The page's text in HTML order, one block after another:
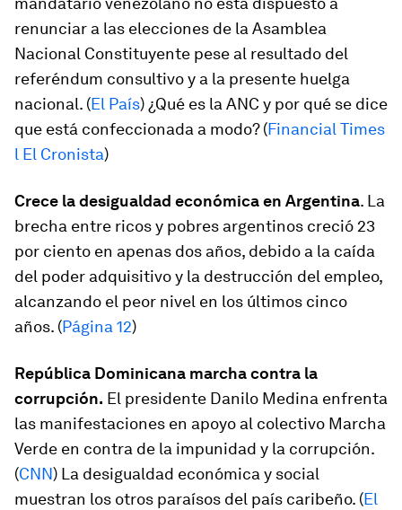
renunciar a las elecciones de la Asamblea
Nacional Constituyente pese al resultado del
referéndum consultivo y a la presente huelga
nacional. (El País) ¿Qué es la ANC y por qué se dice
que está confeccionada a modo? (Financial Times
l El Cronista)
Crece la desigualdad económica en Argentina. La
brecha entre ricos y pobres argentinos creció 23
por ciento en apenas dos años, debido a la caída
del poder adquisitivo y la destrucción del empleo,
alcanzando el peor nivel en los últimos cinco
años. (Página 12)
República Dominicana marcha contra la
corrupción. El presidente Danilo Medina enfrenta
las manifestaciones en apoyo al colectivo Marcha
Verde en contra de la impunidad y la corrupción.
(CNN) La desigualdad económica y social
muestran los otros paraísos del país caribeño. (El